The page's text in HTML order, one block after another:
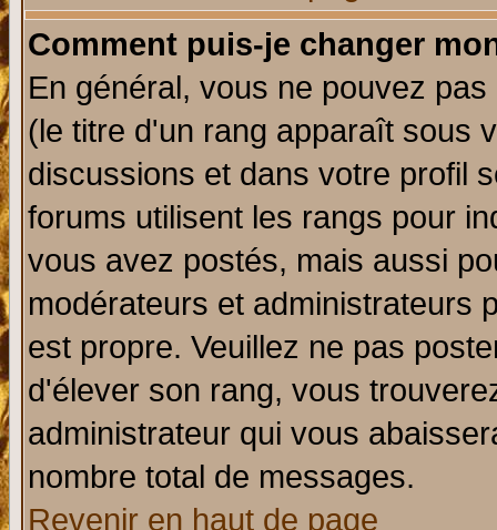
Comment puis-je changer
En général, vous ne pouvez
(le titre d'un rang apparaît sous
discussions et dans votre profil
forums utilisent les rangs pour
vous avez postés, mais aussi
modérateurs et administrateurs
est propre. Veuillez ne pas
d'élever son rang, vous
administrateur qui vous
nombre total de messages.
Revenir en haut de page